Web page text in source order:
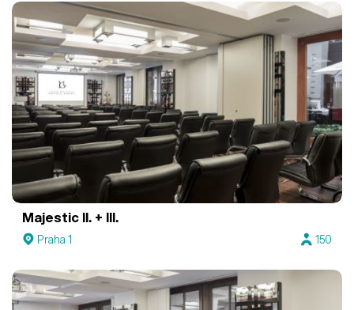
Majestic II. + III.
Praha 1 150